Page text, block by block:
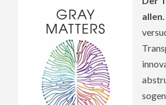
allen.